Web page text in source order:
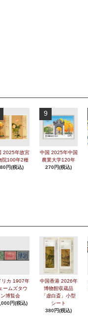
2025年故宮
院100年2種
円(税込)
9
中国 2025年中国
農業大学120年
270円(税込)
リカ 1907年
ームズタウ
ン博覧会
円(税込)
中国香港 2026年
博物館収蔵品
「虚白斎」小型
シート
380円(税込)